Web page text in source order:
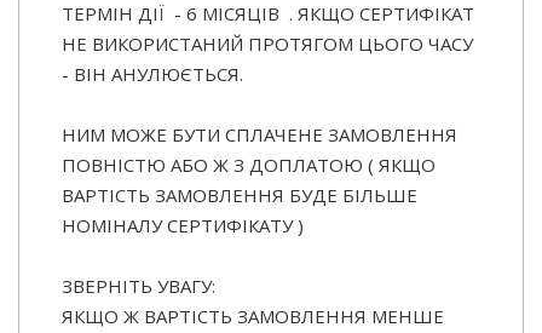
ТЕРМІН ДІЇ - 6 МІСЯЦІВ . ЯКЩО СЕРТИФІКАТ
НЕ ВИКОРИСТАНИЙ ПРОТЯГОМ ЦЬОГО ЧАСУ
- ВІН АНУЛЮЄТЬСЯ.
НИМ МОЖЕ БУТИ СПЛАЧЕНЕ ЗАМОВЛЕННЯ
ПОВНІСТЮ АБО Ж З ДОПЛАТОЮ ( ЯКЩО
ВАРТІСТЬ ЗАМОВЛЕННЯ БУДЕ БІЛЬШЕ
НОМІНАЛУ СЕРТИФІКАТУ )
ЗВЕРНІТЬ УВАГУ:
ЯКЩО Ж ВАРТІСТЬ ЗАМОВЛЕННЯ МЕНШЕ